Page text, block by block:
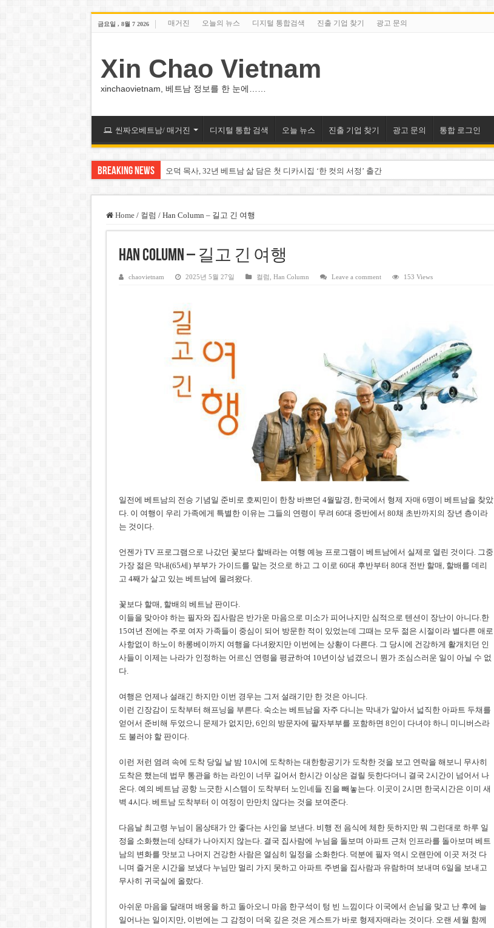
금요일 , 8월 7 2026 매거진 오늘의 뉴스 디지털 통합검색 진출 기업 찾기 광고 문의
Xin Chao Vietnam
xinchaovietnam, 베트남 정보를 한 눈에……
씬짜오베트남/ 매거진 디지털 통합 검색 오늘 뉴스 진출 기업 찾기 광고 문의 통합 로그인
Breaking News 오덕 목사, 32년 베트남 삶 담은 첫 디카시집 ‘한 컷의 서정’ 출간
MWG 대표 “올해 이익 목표 9조2천억동, 2~3개월 조기 달성 자신”
FIFA 인판티노 회장, 유럽 축구계·북미 정치권 불신임 압박 직면
미화원 쪽방 휴게실 논란…허리도 못 펴는 열악한 환경
호찌민시, 올해 국경절 연휴 5일 연속 휴무 확정… 8월 29일~9월 2일
호찌민 Đá Đỏ 수로 정비 사업, 2026년 말 완공 목표
미 국방부, 육군 참모총장 임명 난항
조세심판원, 배우 유연석 30억 세금 불복 청구 기각
Home / 컬럼 / Han Column – 길고 긴 여행
Han Column – 길고 긴 여행
chaovietnam 2025년 5월 27일 컬럼 Han Column Leave a comment 153 Views
일전에 베트남의 전승 기념일 준비로 호찌민이 한창 바쁘던 4월말경, 한국에서 형제 자매 6명이 베트남을 찾았
다. 이 여행이 우리 가족에게 특별한 이유는 그들의 연령이 무려 60대 중반에서 80채 초반까지의 장년 층이라
는 것이다.
언젠가 TV 프로그램으로 나갔던 꽃보다 할배라는 여행 예능 프로그램이 베트남에서 실제로 열린 것이다. 그중
가장 젊은 막내(65세) 부부가 가이드를 맡는 것으로 하고 그 이로 60대 후반부터 80대 전반 할매, 할배를 데리
고 4째가 살고 있는 베트남에 몰려왔다.
꽃보다 할매, 할배의 베트남 판이다.
이들을 맞아야 하는 필자와 집사람은 반가운 마음으로 미소가 피어나지만 심적으로 텐션이 장난이 아니다.한
15여년 전에는 주로 여자 가족들이 중심이 되어 방문한 적이 있었는데 그때는 모두 젊은 시절이라 별다른 애로
사항없이 하노이 하롱베이까지 여행을 다녀왔지만 이번에는 상황이 다른다. 그 당시에 건강하게 활개치던 인
사들이 이제는 나라가 인정하는 어르신 연령을 평균하여 10년이상 넘겼으니 뭔가 조심스러운 일이 아닐 수 없
다.
여행은 언제나 설래긴 하지만 이번 경우는 그저 설래기만 한 것은 아니다.
이런 긴장감이 도착부터 해프닝을 부른다. 숙소는 베트남을 자주 다니는 막내가 알아서 넓직한 아파트 두채를
얻어서 준비해 두었으니 문제가 없지만, 6인의 방문자에 팔자부부를 포함하면 8인이 다녀야 하니 미니버스라
도 불러야 할 판이다.
이런 저런 염려 속에 도착 당일 날 밤 10시에 도착하는 대한항공기가 도착한 것을 보고 연락을 해보니 무사히
도착은 했는데 법무 통관을 하는 라인이 너무 길어서 한시간 이상은 걸릴 듯한다더니 결국 2시간이 넘어서 나
온다. 예의 베트남 공항 느긋한 시스템이 도착부터 노인네들 진을 빼놓는다. 이곳이 2시면 한국시간은 이미 새
벽 4시다. 베트남 도착부터 이 여정이 만만치 않다는 것을 보여준다.
다음날 최고령 누님이 몸상태가 안 좋다는 사인을 보낸다. 비행 전 음식에 체한 듯하지만 뭐 그런대로 하루 일
정을 소화했는데 상태가 나아지지 않는다. 결국 집사람에 누님을 돌보며 아파트 근처 인프라를 돌아보며 베트
남의 변화를 맛보고 나머지 건강한 사람은 열심히 일정을 소화한다. 덕분에 필자 역시 오랜만에 이곳 저것 다
니며 즐거운 시간을 보냈다 누님만 멀리 가지 못하고 아파트 주변을 집사람과 유람하며 보내며 6일을 보내고
무사히 귀국실에 올랐다.
아쉬운 마음을 달래며 배웅을 하고 돌아오니 마음 한구석이 텅 빈 느낌이다 이국에서 손님을 맞고 난 후에 늘
일어나는 일이지만, 이번에는 그 감정이 더욱 깊은 것은 게스트가 바로 형제자매라는 것이다. 오랜 세월 함께